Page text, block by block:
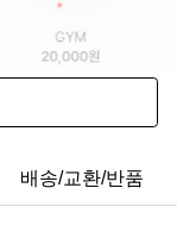
배송/교환/반품